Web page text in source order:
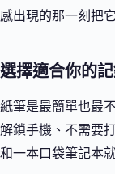
感出現的那一刻把
選擇適合你的
紙筆是最簡單也最
解鎖手機、不需要
和一本口袋筆記本